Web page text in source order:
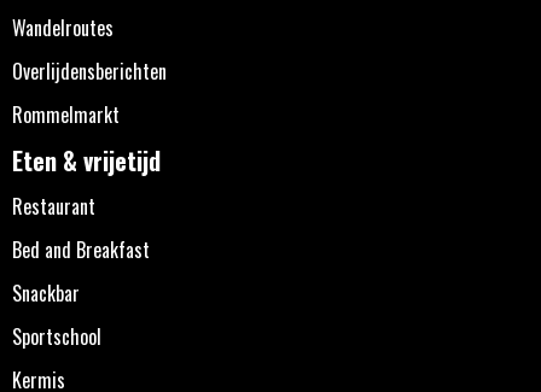
Wandelroutes
Overlijdensberichten
Rommelmarkt
Eten & vrijetijd
Restaurant
Bed and Breakfast
Snackbar
Sportschool
Kermis